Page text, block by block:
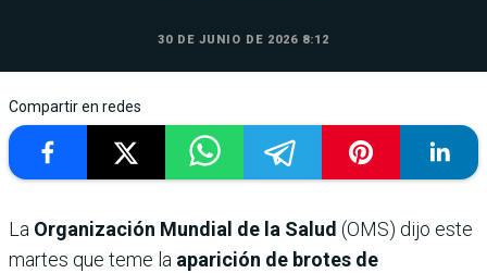
30 DE JUNIO DE 2026 8:12
Compartir en redes
La Organización Mundial de la Salud (OMS) dijo este
martes que teme la aparición de brotes de